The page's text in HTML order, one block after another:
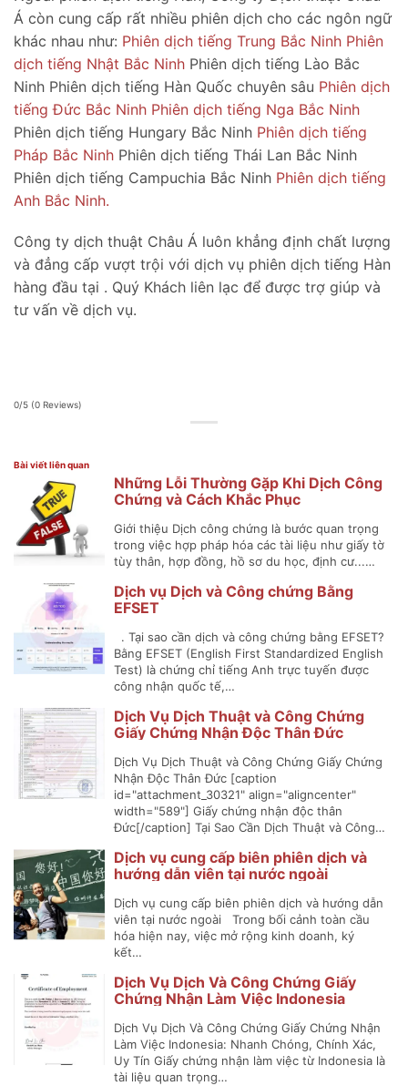
Á còn cung cấp rất nhiều phiên dịch cho các ngôn ngữ
khác nhau như: Phiên dịch tiếng Trung Bắc Ninh Phiên
dịch tiếng Nhật Bắc Ninh Phiên dịch tiếng Lào Bắc
Ninh Phiên dịch tiếng Hàn Quốc chuyên sâu Phiên dịch
tiếng Đức Bắc Ninh Phiên dịch tiếng Nga Bắc Ninh
Phiên dịch tiếng Hungary Bắc Ninh Phiên dịch tiếng
Pháp Bắc Ninh Phiên dịch tiếng Thái Lan Bắc Ninh
Phiên dịch tiếng Campuchia Bắc Ninh Phiên dịch tiếng
Anh Bắc Ninh.
Công ty dịch thuật Châu Á luôn khẳng định chất lượng
và đẳng cấp vượt trội với dịch vụ phiên dịch tiếng Hàn
hàng đầu tại . Quý Khách liên lạc để được trợ giúp và
tư vấn về dịch vụ.
0/5 (0 Reviews)
Bài viết liên quan
Những Lỗi Thường Gặp Khi Dịch Công
Chứng và Cách Khắc Phục
Giới thiệu Dịch công chứng là bước quan trọng
trong việc hợp pháp hóa các tài liệu như giấy tờ
tùy thân, hợp đồng, hồ sơ du học, định cư...…
Dịch vụ Dịch và Công chứng Bằng
EFSET
. Tại sao cần dịch và công chứng bằng EFSET?
Bằng EFSET (English First Standardized English
Test) là chứng chỉ tiếng Anh trực tuyến được
công nhận quốc tế,…
Dịch Vụ Dịch Thuật và Công Chứng
Giấy Chứng Nhận Độc Thân Đức
Dịch Vụ Dịch Thuật và Công Chứng Giấy Chứng
Nhận Độc Thân Đức [caption
id="attachment_30321" align="aligncenter"
width="589"] Giấy chứng nhận độc thân
Đức[/caption] Tại Sao Cần Dịch Thuật và Công…
Dịch vụ cung cấp biên phiên dịch và
hướng dẫn viên tại nước ngoài
Dịch vụ cung cấp biên phiên dịch và hướng dẫn
viên tại nước ngoài Trong bối cảnh toàn cầu
hóa hiện nay, việc mở rộng kinh doanh, ký
kết…
Dịch Vụ Dịch Và Công Chứng Giấy
Chứng Nhận Làm Việc Indonesia
Dịch Vụ Dịch Và Công Chứng Giấy Chứng Nhận
Làm Việc Indonesia: Nhanh Chóng, Chính Xác,
Uy Tín Giấy chứng nhận làm việc từ Indonesia là
tài liệu quan trọng…